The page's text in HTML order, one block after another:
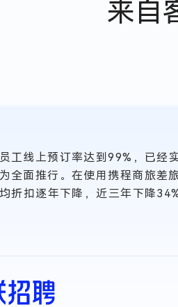
来自
工线上预订率达到99%，已经
全面推行。在使用携程商旅差
折扣逐年下降，近三年下降